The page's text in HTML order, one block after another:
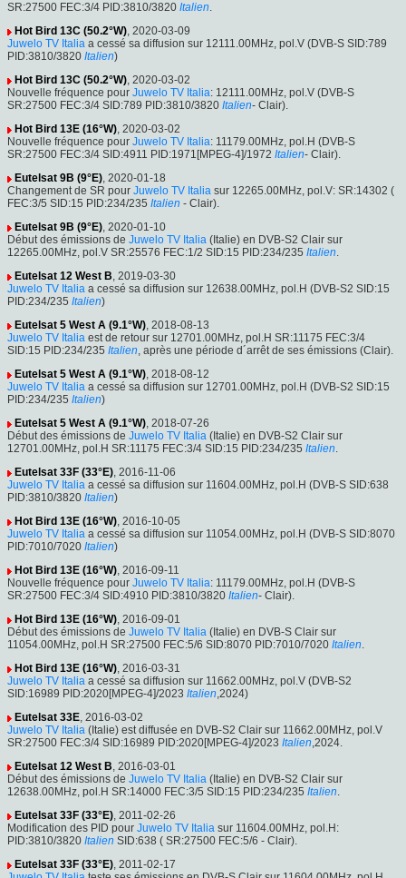
SR:27500 FEC:3/4 PID:3810/3820 Italien.
Hot Bird 13C (50.2°W), 2020-03-09
Juwelo TV Italia a cessé sa diffusion sur 12111.00MHz, pol.V (DVB-S SID:789
PID:3810/3820 Italien)
Hot Bird 13C (50.2°W), 2020-03-02
Nouvelle fréquence pour Juwelo TV Italia: 12111.00MHz, pol.V (DVB-S
SR:27500 FEC:3/4 SID:789 PID:3810/3820 Italien- Clair).
Hot Bird 13E (16°W), 2020-03-02
Nouvelle fréquence pour Juwelo TV Italia: 11179.00MHz, pol.H (DVB-S
SR:27500 FEC:3/4 SID:4911 PID:1971[MPEG-4]/1972 Italien- Clair).
Eutelsat 9B (9°E), 2020-01-18
Changement de SR pour Juwelo TV Italia sur 12265.00MHz, pol.V: SR:14302 (
FEC:3/5 SID:15 PID:234/235 Italien - Clair).
Eutelsat 9B (9°E), 2020-01-10
Début des émissions de Juwelo TV Italia (Italie) en DVB-S2 Clair sur
12265.00MHz, pol.V SR:25576 FEC:1/2 SID:15 PID:234/235 Italien.
Eutelsat 12 West B, 2019-03-30
Juwelo TV Italia a cessé sa diffusion sur 12638.00MHz, pol.H (DVB-S2 SID:15
PID:234/235 Italien)
Eutelsat 5 West A (9.1°W), 2018-08-13
Juwelo TV Italia est de retour sur 12701.00MHz, pol.H SR:11175 FEC:3/4
SID:15 PID:234/235 Italien, après une période d´arrêt de ses émissions (Clair).
Eutelsat 5 West A (9.1°W), 2018-08-12
Juwelo TV Italia a cessé sa diffusion sur 12701.00MHz, pol.H (DVB-S2 SID:15
PID:234/235 Italien)
Eutelsat 5 West A (9.1°W), 2018-07-26
Début des émissions de Juwelo TV Italia (Italie) en DVB-S2 Clair sur
12701.00MHz, pol.H SR:11175 FEC:3/4 SID:15 PID:234/235 Italien.
Eutelsat 33F (33°E), 2016-11-06
Juwelo TV Italia a cessé sa diffusion sur 11604.00MHz, pol.H (DVB-S SID:638
PID:3810/3820 Italien)
Hot Bird 13E (16°W), 2016-10-05
Juwelo TV Italia a cessé sa diffusion sur 11054.00MHz, pol.H (DVB-S SID:8070
PID:7010/7020 Italien)
Hot Bird 13E (16°W), 2016-09-11
Nouvelle fréquence pour Juwelo TV Italia: 11179.00MHz, pol.H (DVB-S
SR:27500 FEC:3/4 SID:4910 PID:3810/3820 Italien- Clair).
Hot Bird 13E (16°W), 2016-09-01
Début des émissions de Juwelo TV Italia (Italie) en DVB-S Clair sur
11054.00MHz, pol.H SR:27500 FEC:5/6 SID:8070 PID:7010/7020 Italien.
Hot Bird 13E (16°W), 2016-03-31
Juwelo TV Italia a cessé sa diffusion sur 11662.00MHz, pol.V (DVB-S2
SID:16989 PID:2020[MPEG-4]/2023 Italien,2024)
Eutelsat 33E, 2016-03-02
Juwelo TV Italia (Italie) est diffusée en DVB-S2 Clair sur 11662.00MHz, pol.V
SR:27500 FEC:3/4 SID:16989 PID:2020[MPEG-4]/2023 Italien,2024.
Eutelsat 12 West B, 2016-03-01
Début des émissions de Juwelo TV Italia (Italie) en DVB-S2 Clair sur
12638.00MHz, pol.H SR:14000 FEC:3/5 SID:15 PID:234/235 Italien.
Eutelsat 33F (33°E), 2011-02-26
Modification des PID pour Juwelo TV Italia sur 11604.00MHz, pol.H:
PID:3810/3820 Italien SID:638 ( SR:27500 FEC:5/6 - Clair).
Eutelsat 33F (33°E), 2011-02-17